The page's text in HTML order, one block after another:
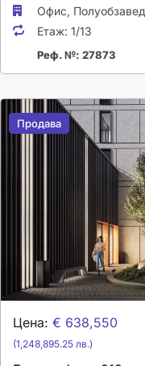
Офис,
Етаж: 1/13
Реф. №: 27873
Продава
Продава
Цена: € 638,550
(1,248,895.25 лв.)